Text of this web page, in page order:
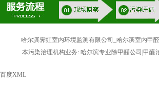
哈尔滨霁虹室内环境监测有限公司_哈尔滨室内甲
本污染治理机构业务: 哈尔滨专业除甲醛公司|甲
百度XML